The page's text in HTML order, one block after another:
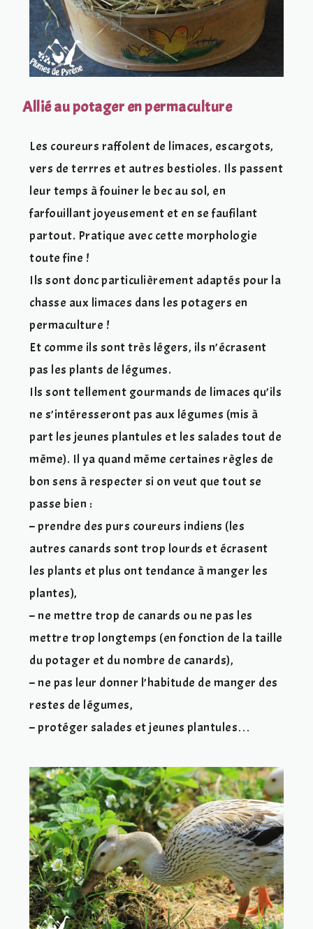
Allié au potager en permaculture
Les coureurs raffolent de limaces, escargots,
vers de terrres et autres bestioles. Ils passent
leur temps à fouiner le bec au sol, en
farfouillant joyeusement et en se faufilant
partout. Pratique avec cette morphologie
toute fine !
Ils sont donc particulièrement adaptés pour la
chasse aux limaces dans les potagers en
permaculture !
Et comme ils sont très légers, ils n’écrasent
pas les plants de légumes.
Ils sont tellement gourmands de limaces qu’ils
ne s’intéresseront pas aux légumes (mis à
part les jeunes plantules et les salades tout de
même). Il ya quand même certaines règles de
bon sens à respecter si on veut que tout se
passe bien :
– prendre des purs coureurs indiens (les
autres canards sont trop lourds et écrasent
les plants et plus ont tendance à manger les
plantes),
– ne mettre trop de canards ou ne pas les
mettre trop longtemps (en fonction de la taille
du potager et du nombre de canards),
– ne pas leur donner l’habitude de manger des
restes de légumes,
– protéger salades et jeunes plantules…